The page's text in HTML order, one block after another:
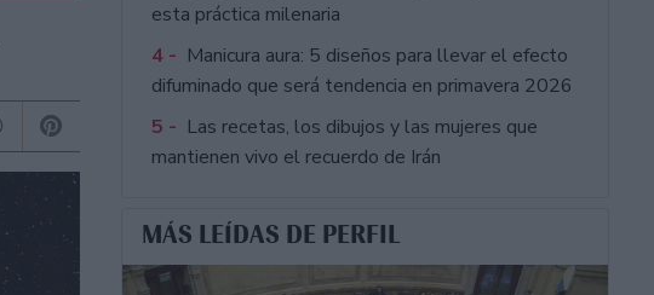
esta práctica milenaria
4 - Manicura aura: 5 diseños para llevar el efecto
difuminado que será tendencia en primavera 2026
5 - Las recetas, los dibujos y las mujeres que
mantienen vivo el recuerdo de Irán
MÁS LEÍDAS DE PERFIL